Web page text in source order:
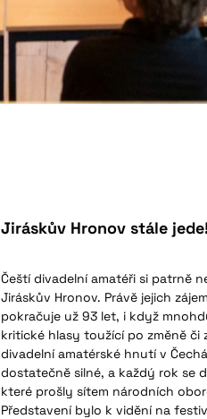
Jiráskův Hronov stále
Čeští divadelní amatéři si patrně
Jiráskův Hronov. Právě jejich
pokračuje už 93 let, i když
kritické hlasy toužící po změně či
divadelní amatérské hnutí v
dostatečně silné, a každý rok se
které prošly sítem národních
Představení bylo k vidění na